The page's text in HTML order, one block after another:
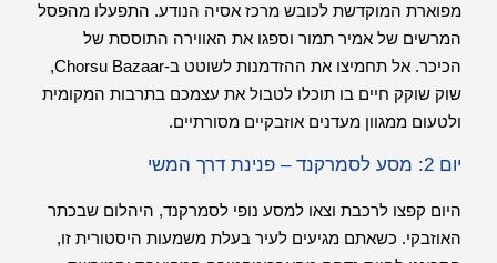
מפוארת המוקדשת לכובש מרכז אסיה הנודע. התפעלו מהפסל
המרשים של אמיר תמור וספגו את האווירה התוססת של
הכיכר. אל תחמיצו את ההזדמנות לשוטט ב-Chorsu Bazaar,
שוק שוקק חיים בו תוכלו לטבול את עצמכם בתרבות המקומית
ולטעום ממגוון מעדנים אוזבקיים מסורתיים.
יום 2: מסע לסמרקנד – פנינת דרך המשי
היום קפצו לרכבת וצאו למסע נופי לסמרקנד, היהלום שבכתר
האוזבקי. כשאתם מגיעים לעיר בעלת משמעות היסטורית זו,